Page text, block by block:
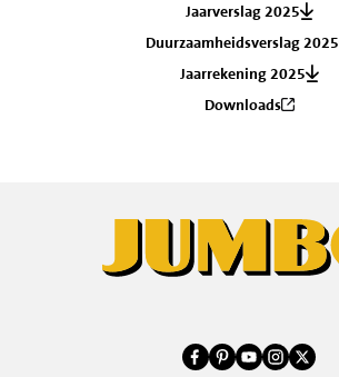
Jaarverslag 2025
Duurzaamheidsverslag 2025
Jaarrekening 2025
Downloads